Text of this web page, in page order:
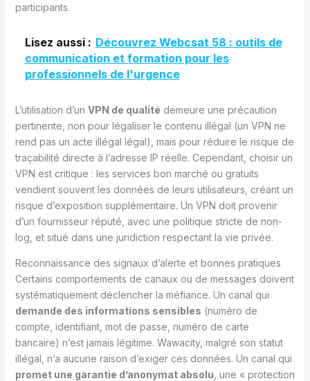
participants.
Lisez aussi : Découvrez Webcsat 58 : outils de
communication et formation pour les
professionnels de l'urgence
L’utilisation d’un VPN de qualité demeure une précaution
pertinente, non pour légaliser le contenu illégal (un VPN ne
rend pas un acte illégal légal), mais pour réduire le risque de
traçabilité directe à l’adresse IP réelle. Cependant, choisir un
VPN est critique : les services bon marché ou gratuits
vendient souvent les données de leurs utilisateurs, créant un
risque d’exposition supplémentaire. Un VPN doit provenir
d’un fournisseur réputé, avec une politique stricte de non-
log, et situé dans une juridiction respectant la vie privée.
Reconnaissance des signaux d’alerte et bonnes pratiques
Certains comportements de canaux ou de messages doivent
systématiquement déclencher la méfiance. Un canal qui
demande des informations sensibles (numéro de
compte, identifiant, mot de passe, numéro de carte
bancaire) n’est jamais légitime. Wawacity, malgré son statut
illégal, n’a aucune raison d’exiger ces données. Un canal qui
promet une garantie d’anonymat absolu , une « protection